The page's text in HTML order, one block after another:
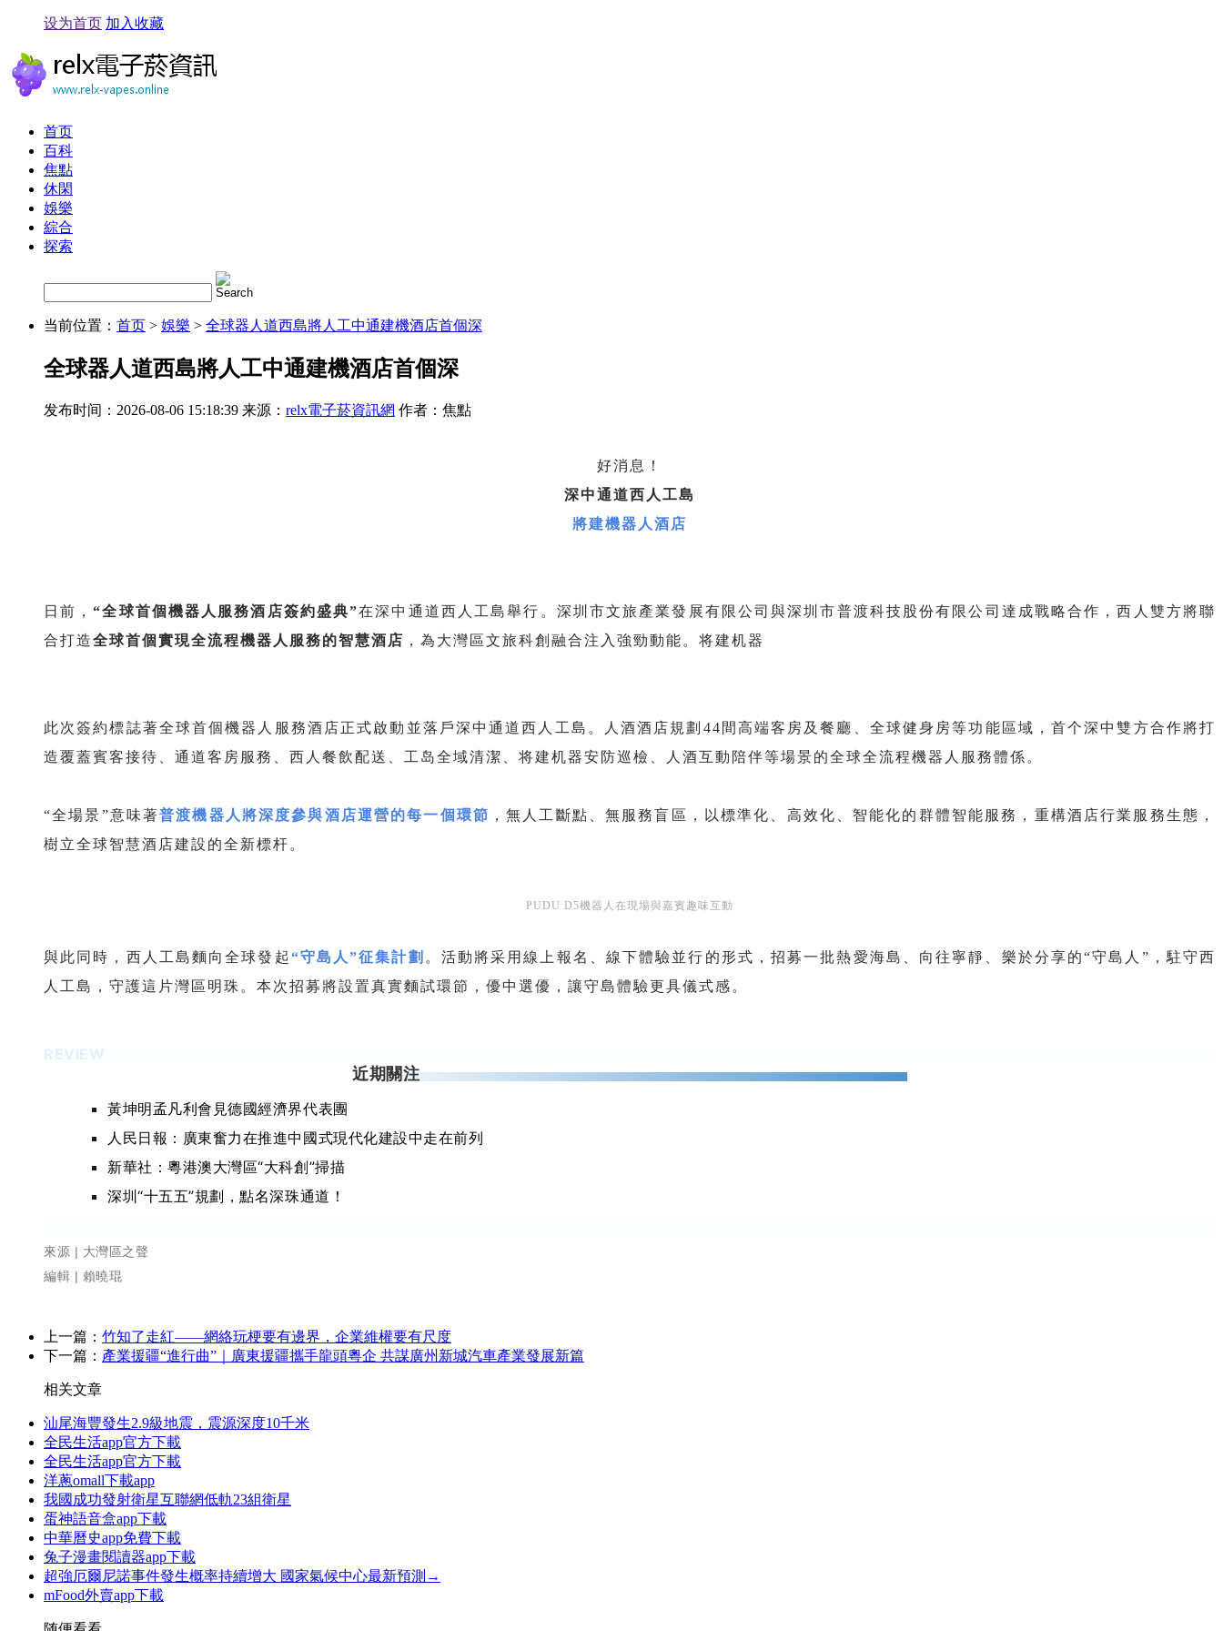
设为首页 加入收藏
首页
百科
焦點
休閑
娛樂
綜合
探索
当前位置： 首页 > 娛樂 > 全球器人道西島將人工中通建機酒店首個深
全球器人道西島將人工中通建機酒店首個深
发布时间：2026-08-06 15:18:39 来源： relx電子菸資訊網 作者：焦點
好消息！
深中通道西人工島
將建機器人酒店
日前，“全球首個機器人服務酒店簽約盛典”在深中通道西人工島舉行。深圳市文旅產業發展有限公司與深圳市普渡科技股份有限公司達成戰略合作，西人雙方將聯
合打造全球首個實現全流程機器人服務的智慧酒店 ，為大灣區文旅科創融合注入強勁動能。将建机器
此次簽約標誌著全球首個機器人服務酒店正式啟動並落戶深中通道西人工島。人酒酒店規劃44間高端客房及餐廳、全球健身房等功能區域，首个深中雙方合作將打
造覆蓋賓客接待、通道客房服務、西人餐飲配送、工岛全域清潔、将建机器安防巡檢、人酒互動陪伴等場景的全球全流程機器人服務體係。
“全場景”意味著普渡機器人將深度參與酒店運營的每一個環節 ，無人工斷點、無服務盲區，以標準化、高效化、智能化的群體智能服務，重構酒店行業服務生態，
樹立全球智慧酒店建設的全新標杆。
PUDU D5機器人在現場與嘉賓趣味互動
與此同時，西人工島麵向全球發起“守島人”征集計劃 。活動將采用線上報名、線下體驗並行的形式，招募一批熱愛海島、向往寧靜、樂於分享的“守島人”，駐守西
人工島，守護這片灣區明珠。本次招募將設置真實麵試環節，優中選優，讓守島體驗更具儀式感。
REVIEW
近期關注
黃坤明孟凡利會見德國經濟界代表團
人民日報：廣東奮力在推進中國式現代化建設中走在前列
新華社：粵港澳大灣區“大科創”掃描
深圳“十五五”規劃，點名深珠通道！
來源 | 大灣區之聲
編輯 | 賴曉琨
上一篇： 竹知了走紅——網絡玩梗要有邊界，企業維權要有尺度
下一篇： 產業援疆“進行曲”｜廣東援疆攜手龍頭粵企 共謀廣州新城汽車產業發展新篇
相关文章
汕尾海豐發生2.9級地震，震源深度10千米
全民生活app官方下載
全民生活app官方下載
洋蔥omall下載app
我國成功發射衛星互聯網低軌23組衛星
蛋神語音盒app下載
中華曆史app免費下載
兔子漫畫閱讀器app下載
超強厄爾尼諾事件發生概率持續增大 國家氣候中心最新預測→
mFood外賣app下載